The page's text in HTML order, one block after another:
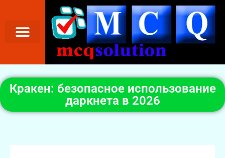
Кракен: безопасное использование
даркнета в 2026